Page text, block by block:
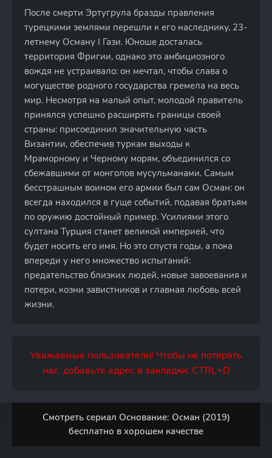
После смерти Эртугрула бразды правления
турецкими землями перешли к его наследнику, 23-
летнему Осману I Гази. Юноше досталась
территория Фригии, однако это амбициозного
вождя не устраивало: он мечтал, чтобы слава о
могуществе родного государства гремела на весь
мир. Несмотря на малый опыт, молодой правитель
принялся успешно расширять границы своей
страны: присоединил значительную часть
Византии, обеспечив туркам выходы к
Мраморному и Черному морям, объединился со
сбежавшими от монголов мусульманами. Самым
бесстрашным воином его армии был сам Осман: он
всегда находился в гуще событий, подавая братьям
по оружию достойный пример. Усилиями этого
султана Турция станет великой империей, что
будет носить его имя. Но это спустя годы, а пока
впереди у него множество испытаний:
предательство близких людей, новые завоевания и
потери, козни завистников и главная любовь всей
жизни.
Уважаемые пользователи! Чтобы не потерять
нас, добавьте адрес в закладки: CTRL+D
Смотреть сериал Основание: Осман (2019)
бесплатно в хорошем качестве